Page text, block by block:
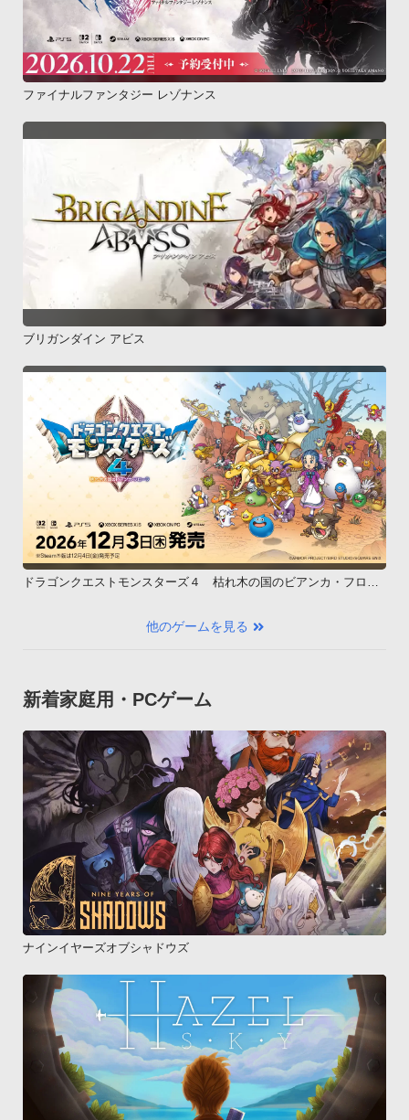
ファイナルファンタジー レゾナンス
ブリガンダイン アビス
ドラゴンクエストモンスターズ４ 枯れ木の国のビアンカ・フロー
他のゲームを見る
新着家庭用・PCゲーム
ナインイヤーズオブシャドウズ